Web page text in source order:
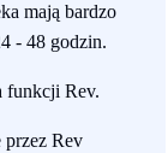
mają bardzo
- 48 godzin.
funkcji Rev.
przez Rev